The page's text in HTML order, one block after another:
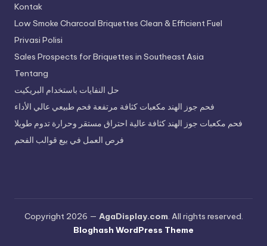
Kontak
Low Smoke Charcoal Briquettes Clean & Efficient Fuel
Privasi Polisi
Sales Prospects for Briquettes in Southeast Asia
Tentang
حل النفايات باستخدام البريكيت
فحم جوز الهند مكعبات كثافة مرتفعة فحم طبيعي عالي الأداء
فحم مكعبات جوز الهند كثافة عالية احتراق مستقر وحرارة تدوم طويلا
فرص العمل في بيع قوالب الفحم
Copyright 2026 — AgaDisplay.com. All rights reserved.
Bloghash WordPress Theme